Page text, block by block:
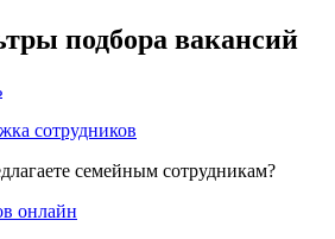
подбора вакансий
сотрудников
семейным сотрудникам?
онлайн